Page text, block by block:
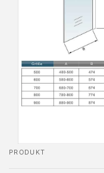
Dein
PRODUKT